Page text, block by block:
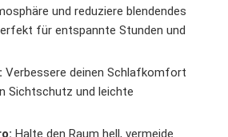
und reduziere blendendes
für entspannte Stunden und
Verbessere deinen Schlafkomfort
Sichtschutz und leichte
Halte den Raum hell, vermeide